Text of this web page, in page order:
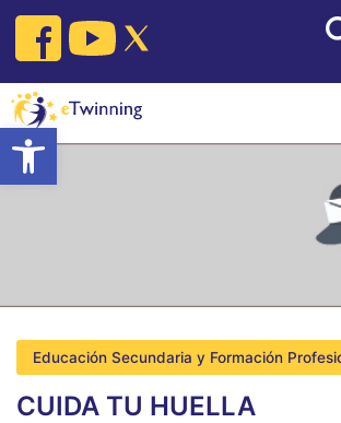
Open toolbar
Skip
content
Educación Secundaria y Formación
CUIDA TU HUELLA